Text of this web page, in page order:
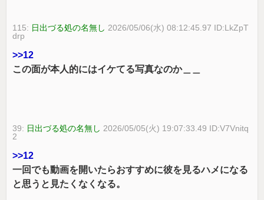
115: 日出づる処の名無し 2026/05/06(水) 08:12:45.97 ID:LkZpT
drp
>>12
この面が本人的にはイケてる写真なのか＿＿
39: 日出づる処の名無し 2026/05/05(火) 19:07:33.49 ID:V7Vnitq
2
>>12
一回でも動画を開いたらおすすめに彼を見るハメになる
と思うと見たくなくなる。